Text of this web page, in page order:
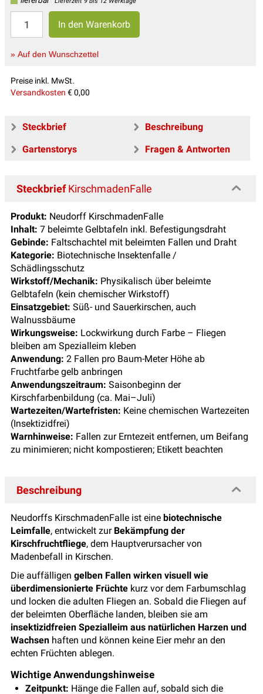
» Auf den Wunschzettel
Preise inkl. MwSt.
Versandkosten € 0,00
Steckbrief
Beschreibung
Gartenstorys
Fragen & Antworten
SteckbriefKirschmadenFalle
Produkt: Neudorff KirschmadenFalle
Inhalt: 7 beleimte Gelbtafeln inkl. Befestigungsdraht
Gebinde: Faltschachtel mit beleimten Fallen und Draht
Kategorie: Biotechnische Insektenfalle /
Schädlingsschutz
Wirkstoff/Mechanik: Physikalisch über beleimte
Gelbtafeln (kein chemischer Wirkstoff)
Einsatzgebiet: Süß- und Sauerkirschen, auch
Walnussbäume
Wirkungsweise: Lockwirkung durch Farbe – Fliegen
bleiben am Spezialleim kleben
Anwendung: 2 Fallen pro Baum-Meter Höhe ab
Fruchtfarbe gelb anbringen
Anwendungszeitraum: Saisonbeginn der
Kirschfarbenbildung (ca. Mai–Juli)
Wartezeiten/Wartefristen: Keine chemischen Wartezeiten
(Insektizidfrei)
Warnhinweise: Fallen zur Erntezeit entfernen, um Beifang
zu minimieren; nicht kompostieren; Etikett beachten
Beschreibung
Neudorffs KirschmadenFalle ist eine biotechnische
Leimfalle, entwickelt zur Bekämpfung der
Kirschfruchtfliege, dem Hauptverursacher von
Madenbefall in Kirschen.
Die auffälligen gelben Fallen wirken visuell wie
überdimensionierte Früchte kurz vor dem Farbumschlag
und locken die adulten Fliegen an. Sobald die Fliegen auf
der beleimten Oberfläche landen, bleiben sie am
insektizidfreien Spezialleim aus natürlichen Harzen und
Wachsen haften und können keine Eier mehr an den
echten Früchten ablegen.
Wichtige Anwendungshinweise
Zeitpunkt: Hänge die Fallen auf, sobald sich die